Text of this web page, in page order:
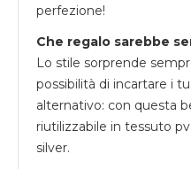
perfezione!
Che regalo sarebbe
Lo stile sorprende
possibilità di incartare i
alternativo: con questa
riutilizzabile in tessuto
silver.